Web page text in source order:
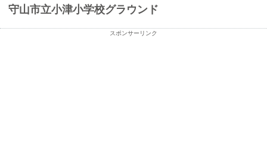
守山市立小津小学校グラウンド
スポンサーリンク